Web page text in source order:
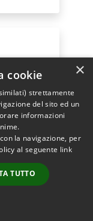
2022
×
cookie
strettamente
del sito ed un
informazioni
la navigazione, per
al seguente link
TUTTO